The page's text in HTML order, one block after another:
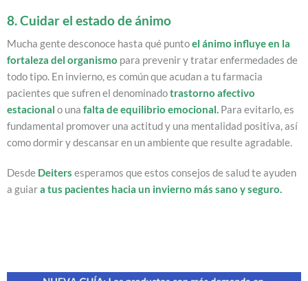
8. Cuidar el estado de ánimo
Mucha gente desconoce hasta qué puntoel ánimo influye en la
fortaleza del organismo para prevenir y tratar enfermedades de
todo tipo. En invierno, es común que acudan a tu farmacia
pacientes que sufren el denominadotrastorno afectivo
estacional o una falta de equilibrio emocional. Para evitarlo, es
fundamental promover una actitud y una mentalidad positiva, así
como dormir y descansar en un ambiente que resulte agradable.
Desde Deiters esperamos que estos consejos de salud te ayuden
a guiara tus pacientes hacia un invierno más sano y seguro.